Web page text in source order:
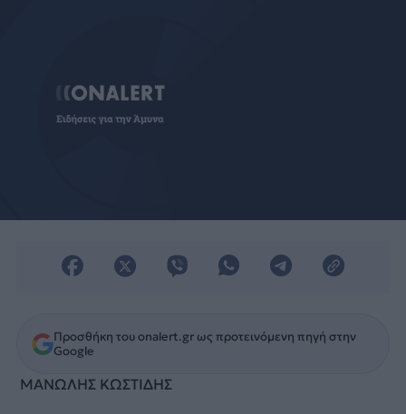
Προσθήκη του onalert.gr ως προτεινόμενη πηγή στην
Google
MANΩΛΗΣ ΚΩΣΤΙΔΗΣ